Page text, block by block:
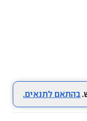
בהתאם לתנאים.